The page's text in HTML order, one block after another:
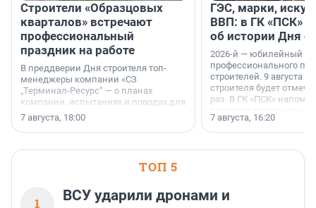
Строители «Образцовых
кварталов» встречают
профессиональный
праздник на работе
В преддверии Дня строителя топ-
менеджеры компании «СЗ
„Терминал-Ресурс“ — о планах
компании, испытаниях и поводах для
осторожного оптимизма.
7 августа, 18:00
ГЭС, марки,
ВВП: в ГК «ПСК»
об истории Дня
2026-й — юбилейный
профессионального
строителей. 9 августа
строителя будет
раз. В ГК «ПСК»
поменялась роль
7 августа, 16:20
ТОП 5
1
ВСУ ударили дронами и